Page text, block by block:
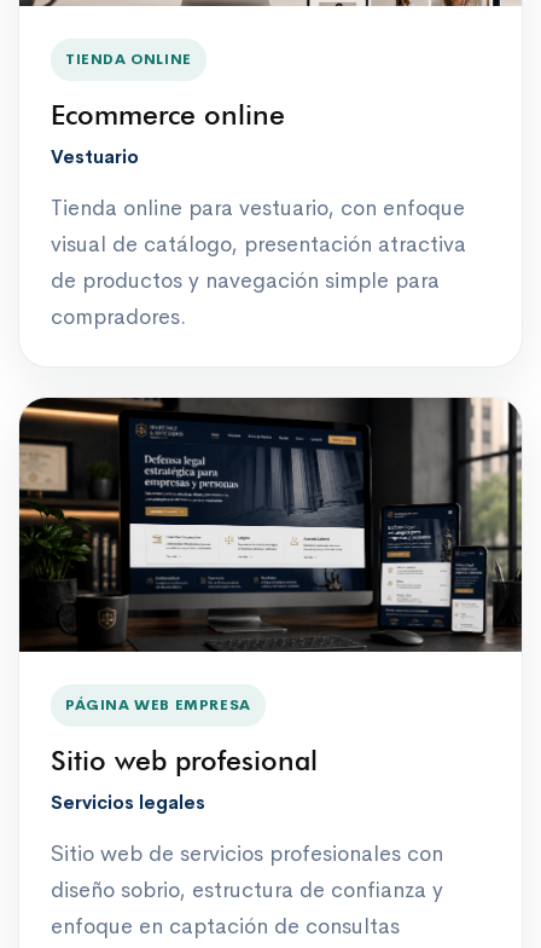
TIENDA ONLINE
Ecommerce online
Vestuario
Tienda online para vestuario, con enfoque
visual de catálogo, presentación atractiva
de productos y navegación simple para
compradores.
PÁGINA WEB EMPRESA
Sitio web profesional
Servicios legales
Sitio web de servicios profesionales con
diseño sobrio, estructura de confianza y
enfoque en captación de consultas